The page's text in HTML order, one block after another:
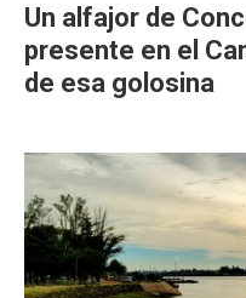
Un alfajor de
presente en el
de esa golosina